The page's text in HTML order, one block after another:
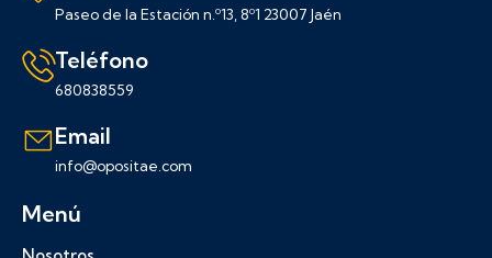
Paseo de la Estación n.º13, 8º1 23007 Jaén
Teléfono
680838559
Email
info@opositae.com
Menú